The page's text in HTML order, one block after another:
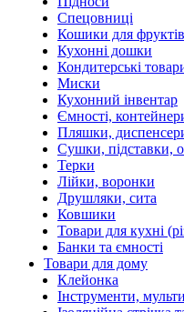
Спецовниці
Кошики для
Кухонні дошки
Кондитерські
Миски
Кухонний інвентар
Ємності,
Пляшки,
Сушки, підставки,
Терки
Лійки, воронки
Друшляки, сита
Ковшики
Товари для кухні
Банки та ємності
Товари для дому
Клейонка
Інструменти,